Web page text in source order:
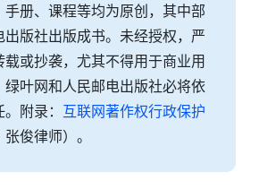
册、课程等均为原创，其中部
出版社出版成书。未经授权，严
或抄袭，尤其不得用于商业用
叶网和人民邮电出版社必将依
附录： 互联网著作权行政保护
张俊律师）。